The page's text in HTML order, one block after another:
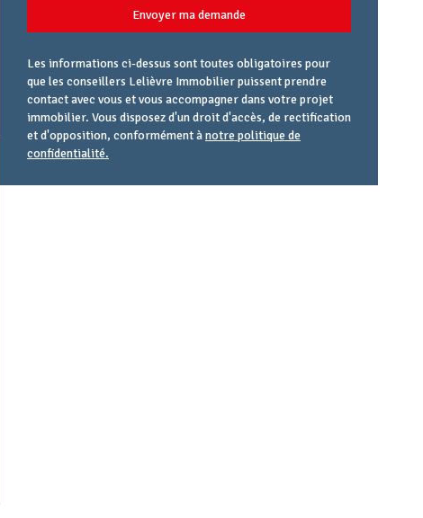
Envoyer ma demande
Les informations ci-dessus sont toutes obligatoires pour
que les conseillers Lelièvre Immobilier puissent prendre
contact avec vous et vous accompagner dans votre projet
immobilier. Vous disposez d'un droit d'accès, de rectification
et d'opposition, conformément ànotre politique de
confidentialité.
email
URL